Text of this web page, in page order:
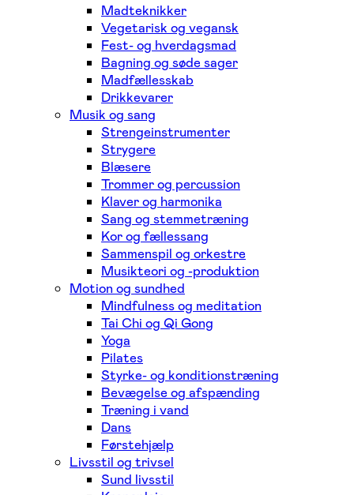
Madteknikker
Vegetarisk og vegansk
Fest- og hverdagsmad
Bagning og søde sager
Madfællesskab
Drikkevarer
Musik og sang
Strengeinstrumenter
Strygere
Blæsere
Trommer og percussion
Klaver og harmonika
Sang og stemmetræning
Kor og fællessang
Sammenspil og orkestre
Musikteori og -produktion
Motion og sundhed
Mindfulness og meditation
Tai Chi og Qi Gong
Yoga
Pilates
Styrke- og konditionstræning
Bevægelse og afspænding
Træning i vand
Dans
Førstehjælp
Livsstil og trivsel
Sund livsstil